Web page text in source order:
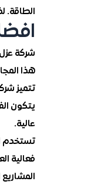
الطاقة.
شركة
هذا
تتميز
يتكون
عالية.
تستخدم
فعالية